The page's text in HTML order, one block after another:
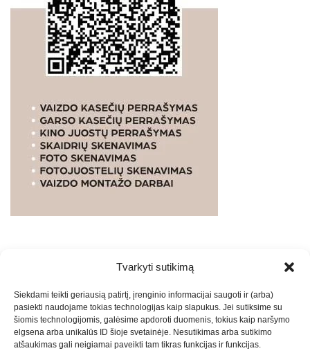
Tvarkyti sutikimą
Siekdami teikti geriausią patirtį, įrenginio informacijai saugoti ir (arba)
pasiekti naudojame tokias technologijas kaip slapukus. Jei sutiksime su
šiomis technologijomis, galėsime apdoroti duomenis, tokius kaip naršymo
elgsena arba unikalūs ID šioje svetainėje. Nesutikimas arba sutikimo
atšaukimas gali neigiamai paveikti tam tikras funkcijas ir funkcijas.
PASLAUGOS. SEO tekstų rašymas, turinio kūrimas,
straipsnių rašymas ir talpinimas į mūsų valdomas
svetaines.2026Armijai.LTTheme: Express News ByAdore
Themes.